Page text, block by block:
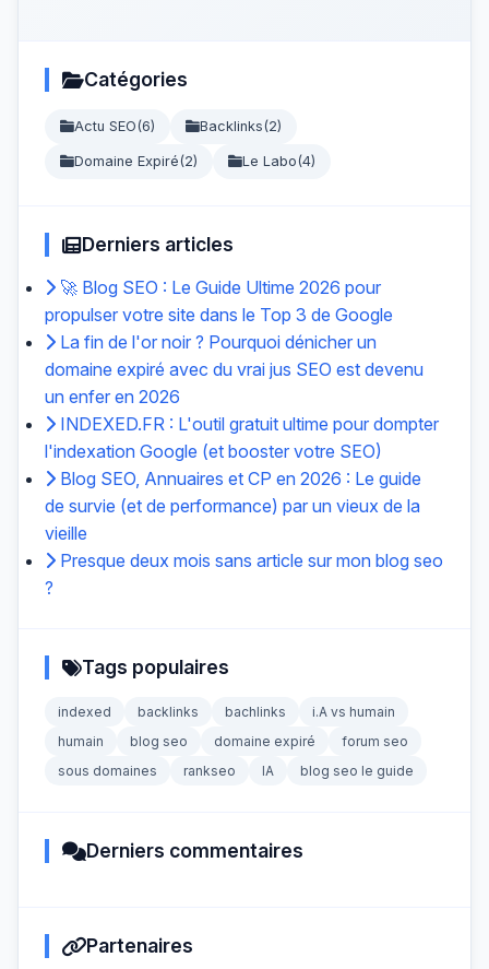
Catégories
Actu SEO(6) Backlinks(2)
Domaine Expiré(2) Le Labo(4)
Derniers articles
🚀 Blog SEO : Le Guide Ultime 2026 pour
propulser votre site dans le Top 3 de Google
La fin de l'or noir ? Pourquoi dénicher un
domaine expiré avec du vrai jus SEO est devenu
un enfer en 2026
INDEXED.FR : L'outil gratuit ultime pour dompter
l'indexation Google (et booster votre SEO)
Blog SEO, Annuaires et CP en 2026 : Le guide
de survie (et de performance) par un vieux de la
vieille
Presque deux mois sans article sur mon blog seo
?
Tags populaires
indexed backlinks bachlinks
i.A vs humain
humain
blog seo domaine expiré
forum seo
sous domaines
rankseo IA blog seo le guide
Derniers commentaires
Partenaires